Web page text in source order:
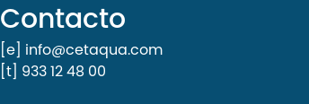
Contacto
[e] info@cetaqua.com
[t] 933 12 48 00